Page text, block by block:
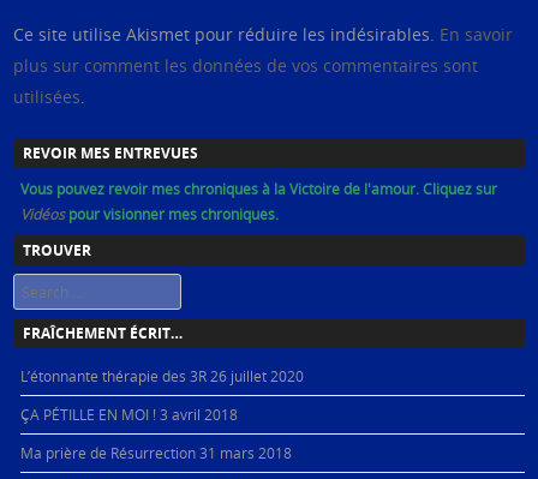
Ce site utilise Akismet pour réduire les indésirables. En savoir
plus sur comment les données de vos commentaires sont
utilisées
REVOIR MES ENTREVUES
Vous pouvez revoir mes chroniques à la Victoire de l'amour. Cliquez sur
Vidéospour visionner mes chroniques.
TROUVER
Search
FRAÎCHEMENT ÉCRIT…
L’étonnante thérapie des 3R 26 juillet 2020
ÇA PÉTILLE EN MOI !3 avril 2018
Ma prière de Résurrection31 mars 2018